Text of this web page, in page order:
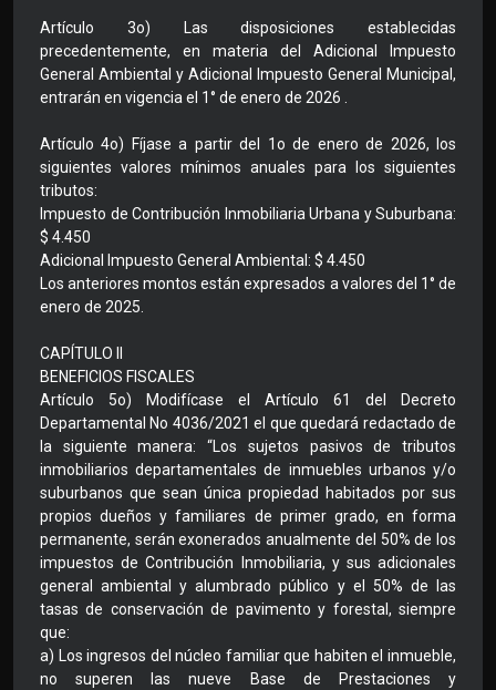
Artículo 3o) Las disposiciones establecidas
precedentemente, en materia del Adicional Impuesto
General Ambiental y Adicional Impuesto General Municipal,
entrarán en vigencia el 1° de enero de 2026 .
Artículo 4o) Fíjase a partir del 1o de enero de 2026, los
siguientes valores mínimos anuales para los siguientes
tributos:
Impuesto de Contribución Inmobiliaria Urbana y Suburbana:
$ 4.450
Adicional Impuesto General Ambiental: $ 4.450
Los anteriores montos están expresados a valores del 1° de
enero de 2025.
CAPÍTULO II
BENEFICIOS FISCALES
Artículo 5o) Modifícase el Artículo 61 del Decreto
Departamental No 4036/2021 el que quedará redactado de
la siguiente manera: “Los sujetos pasivos de tributos
inmobiliarios departamentales de inmuebles urbanos y/o
suburbanos que sean única propiedad habitados por sus
propios dueños y familiares de primer grado, en forma
permanente, serán exonerados anualmente del 50% de los
impuestos de Contribución Inmobiliaria, y sus adicionales
general ambiental y alumbrado público y el 50% de las
tasas de conservación de pavimento y forestal, siempre
que:
a) Los ingresos del núcleo familiar que habiten el inmueble,
no superen las nueve Base de Prestaciones y